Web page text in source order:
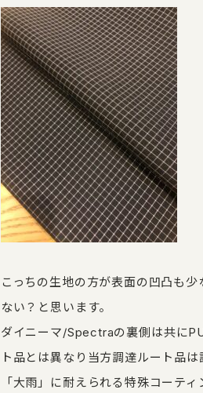
こっちの生地の方が表面の凹凸も
ない？と思います。
ダイニーマ/Spectraの裏側は共に
ト品とは異なり当方調達ルート品
「大雨」に耐えられる特殊コーテ